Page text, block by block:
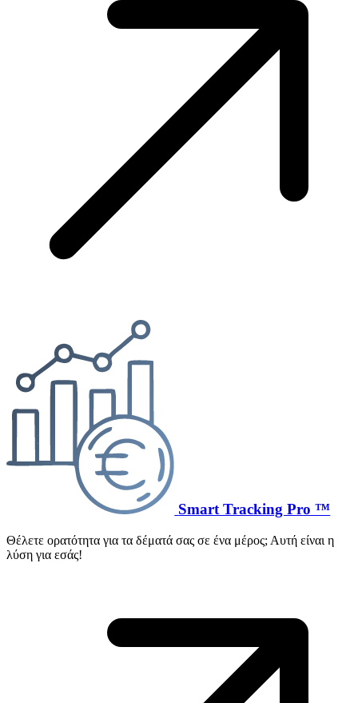
Smart Tracking Pro ™
Θέλετε ορατότητα για τα δέματά σας σε ένα μέρος; Αυτή είναι η
λύση για εσάς!